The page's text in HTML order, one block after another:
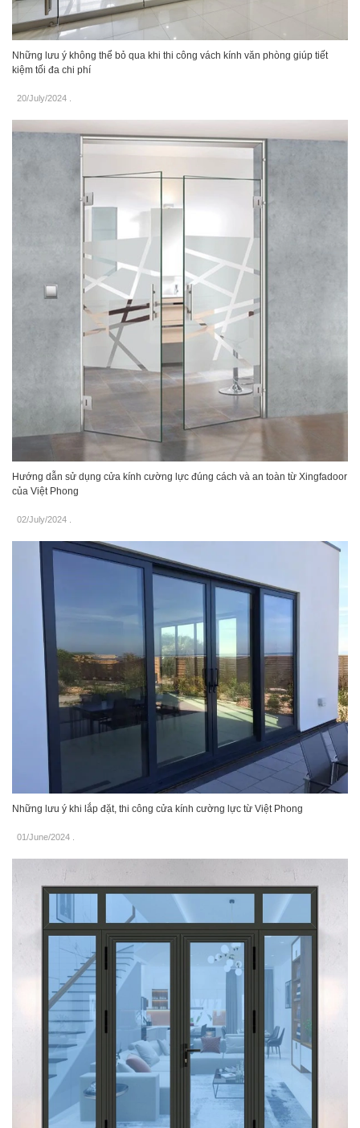
Những lưu ý không thể bỏ qua khi thi công vách kính văn phòng giúp tiết
kiệm tối đa chi phí
20/July/2024
Hướng dẫn sử dụng cửa kính cường lực đúng cách và an toàn từ Xingfadoor
của Việt Phong
02/July/2024 .
Những lưu ý khi lắp đặt, thi công cửa kính cường lực từ Việt Phong
01/June/2024